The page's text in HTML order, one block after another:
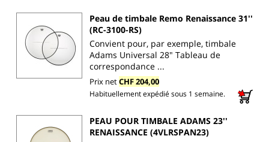
Peau de timbale Remo Renaissance 31''
(RC-3100-RS)
Convient pour, par exemple, timbale
Adams Universal 28" Tableau de
correspondance ...
Prix netCHF 204,00
Habituellement expédié sous 1 semaine.
PEAU POUR TIMBALE ADAMS 23''
RENAISSANCE (4VLRSPAN23)